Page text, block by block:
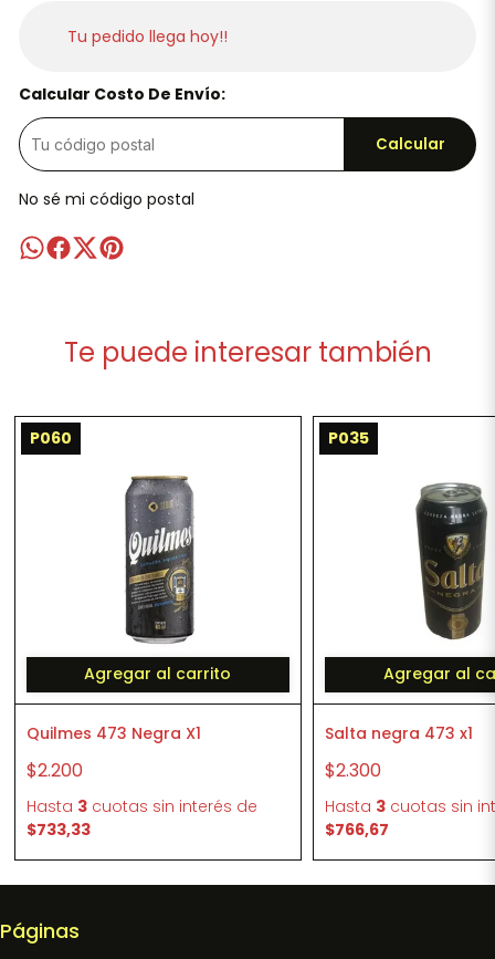
Tu pedido llega hoy!!
Calcular Costo De Envío:
Calcular
No sé mi código postal
Te puede interesar también
P060
Agregar al carrito
Quilmes 473 Negra X1
$2.200
Hasta 3cuotas sin interés de
$733,33
P035
Agregar al
Salta negra 473 x1
$2.300
Hasta 3 cuotas sin
$766,67
Páginas